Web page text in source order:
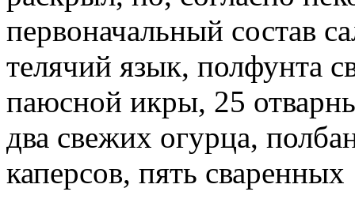
первоначальный состав
телячий язык, полфунта
паюсной икры, 25
два свежих огурца,
каперсов, пять